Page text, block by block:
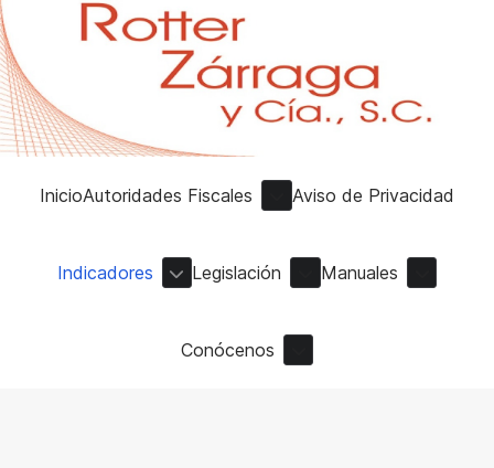
InicioAutoridades Fiscales Aviso de Privacidad
Indicadores Legislación Manuales
Conócenos